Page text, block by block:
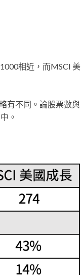
相近，而MSCI 美
有不同。論股票數與
。